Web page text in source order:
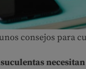
consejos para
suculentas